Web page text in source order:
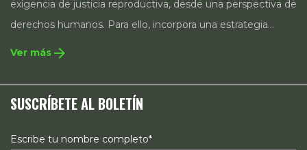
exigencia de justicia reproductiva, desde una perspectiva de
derechos humanos. Para ello, incorpora una estrategia
estrategias de comunicación e investigación sobre el
estado de los derechos reproductivos en México.
Ver más arrow_forward
SUSCRÍBETE AL BOLETÍN
Escribe tu nombre completo*